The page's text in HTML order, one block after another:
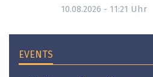
10.08.2026 - 11:21 Uhr
EVENTS